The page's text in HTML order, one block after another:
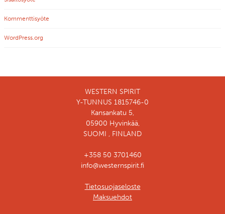
Kommenttisyöte
WordPress.org
WESTERN SPIRIT
Y-TUNNUS 1815746-0
Kansankatu 5,
05900 Hyvinkää,
SUOMI , FINLAND
+358 50 3701460
info@westernspirit.fi
Tietosuojaseloste
Maksuehdot